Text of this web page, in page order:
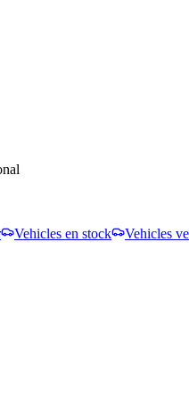
Vehicles en stock
Vehicles